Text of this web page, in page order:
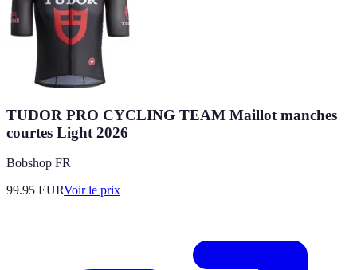
TUDOR PRO CYCLING TEAM Maillot manches
courtes Light 2026
Bobshop FR
99.95 EURVoir le prix